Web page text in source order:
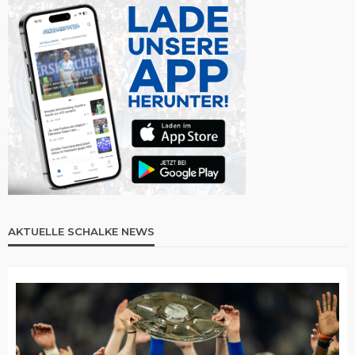
AKTUELLE SCHALKE NEWS